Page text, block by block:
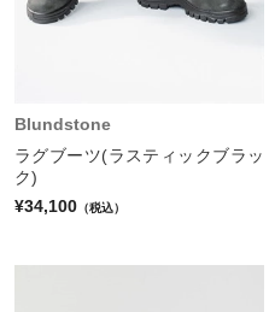
Blundstone
ラグブーツ(ラスティックブラッ
ク)
¥34,100 （税込）